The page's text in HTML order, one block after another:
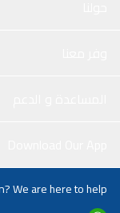
We are here to help.